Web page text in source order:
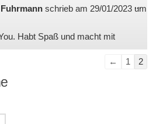
schrieb am 29/01/2023 um
Habt Spaß und macht mit
...
Navigation
← 1 2